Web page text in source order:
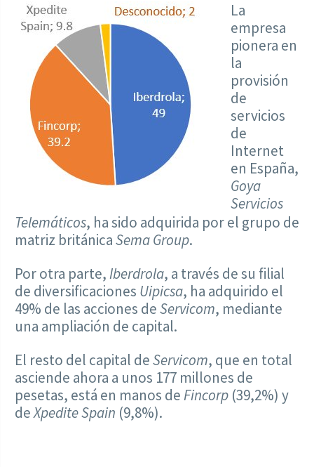
La
empresa
pionera en
la
provisión
de
servicios
de
Internet
en España,
Goya
Servicios
Telemáticos, ha sido adquirida por el grupo de
matriz británicaSema Group.
Por otra parte,Iberdrola, a través de su filial
de diversificaciones Uipicsa, ha adquirido el
49% de las acciones deServicom, mediante
una ampliación de capital.
El resto del capital deServicom, que en total
asciende ahora a unos 177 millones de
pesetas, está en manos deFincorp (39,2%) y
deXpedite Spain (9,8%).